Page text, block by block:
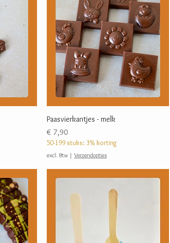
Paasvierkantjes - melk
Prijs
€ 7,90
50-199 stuks: 3% korting
excl. Btw | Verzendopties